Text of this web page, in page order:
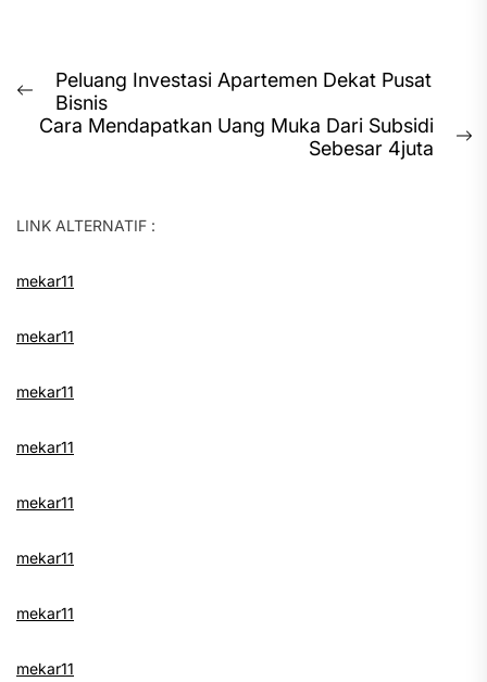
Post
navigation
Previous
post:
Peluang Investasi Apartemen Dekat Pusat
Bisnis
Cara Mendapatkan Uang Muka Dari Subsidi
Sebesar 4juta
LINK ALTERNATIF :
mekar11
mekar11
mekar11
mekar11
mekar11
mekar11
mekar11
mekar11